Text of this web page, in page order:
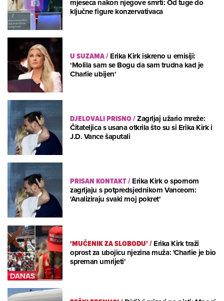
mjeseca nakon njegove smrti: Od tuge do
ključne figure konzervativaca
U SUZAMA/Erika Kirk iskreno u emisiji:
‘Molila sam se Bogu da sam trudna kad je
Charlie ubijen‘
DJELOVALI PRISNO/Zagrljaj užario mreže:
Čitateljica s usana otkrila što su si Erika Kirk i
J.D. Vance šaputali
PRISAN KONTAKT/Erika Kirk o spornom
zagrljaju s potpredsjednikom Vanceom:
'Analiziraju svaki moj pokret'
'MUČENIK ZA SLOBODU'/Erika Kirk traži
oprost za ubojicu njezina muža: 'Charlie je bio
spreman umrijeti'